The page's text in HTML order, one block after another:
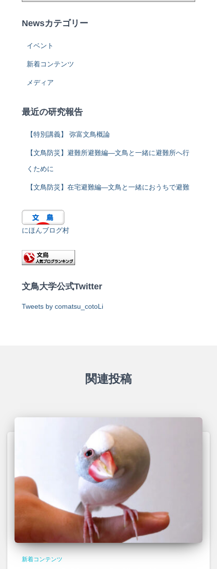
Newsカテゴリー
イベント
新着コンテンツ
メディア
最近の研究報告
【特別講義】 弥富文鳥概論
【文鳥防災】避難所避難編―文鳥と一緒に避難所へ行
くために
【文鳥防災】在宅避難編―文鳥と一緒におうちで避難
にほんブログ村
文鳥大学公式Twitter
Tweets by comatsu_cotoLi
関連投稿
新着コンテンツ